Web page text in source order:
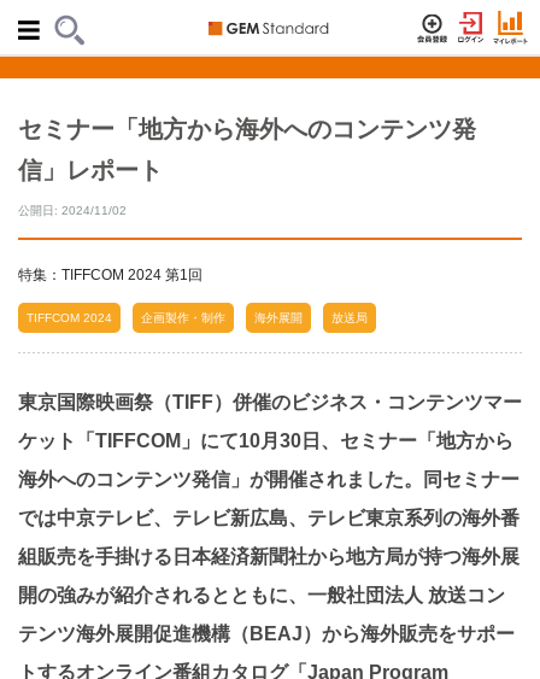
セミナー「地方から海外へのコンテンツ発
信」レポート
公開日: 2024/11/02
特集：TIFFCOM 2024 第1回
TIFFCOM 2024 企画製作・制作 海外展開 放送局
東京国際映画祭（TIFF）併催のビジネス・コンテンツマー
ケット「TIFFCOM」にて10月30日、セミナー「地方から
海外へのコンテンツ発信」が開催されました。同セミナー
では中京テレビ、テレビ新広島、テレビ東京系列の海外番
組販売を手掛ける日本経済新聞社から地方局が持つ海外展
開の強みが紹介されるとともに、一般社団法人 放送コン
テンツ海外展開促進機構（BEAJ）から海外販売をサポー
トするオンライン番組カタログ「Japan Program